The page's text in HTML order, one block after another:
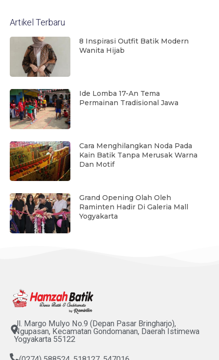
Artikel Terbaru
8 Inspirasi Outfit Batik Modern
Wanita Hijab
Ide Lomba 17-An Tema
Permainan Tradisional Jawa
Cara Menghilangkan Noda Pada
Kain Batik Tanpa Merusak Warna
Dan Motif
Grand Opening Olah Oleh
Raminten Hadir Di Galeria Mall
Yogyakarta
Jl. Margo Mulyo No.9 (Depan Pasar Bringharjo),
Ngupasan, Kecamatan Gondomanan, Daerah Istimewa
Yogyakarta 55122